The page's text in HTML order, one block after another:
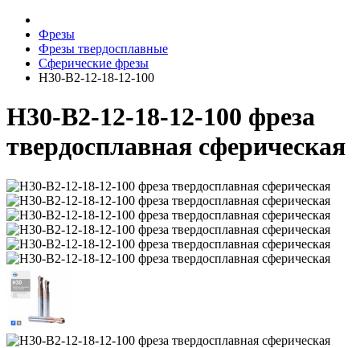
Фрезы
Фрезы твердосплавные
Сферические фрезы
H30-B2-12-18-12-100
H30-B2-12-18-12-100 фреза
твердосплавная сферическая